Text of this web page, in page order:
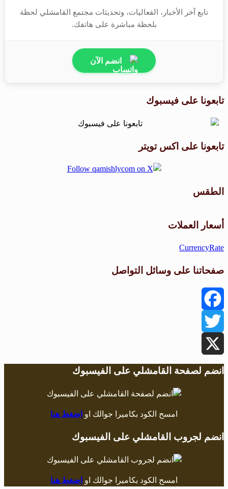
تابع آخر الأخبار، الفعاليات، وتحديثات مجتمع القامشلي لحظة
بلحظة مباشرة على هاتفك.
انضم الآن
تابعونا على فيسبوك
تابعونا على اكس تويتر
الطقس
أسعار العملات
CurrencyRate
صفحاتنا على وسائل التواصل
Facebook
Twitter
X
انضم لصفحة القامشلي على الفيسبوك
امسح الكود بكاميرا جوالك او اضغط هنا
انضم لجروب القامشلي على الفيسبوك
امسح الكود بكاميرا جوالك او اضغط هنا